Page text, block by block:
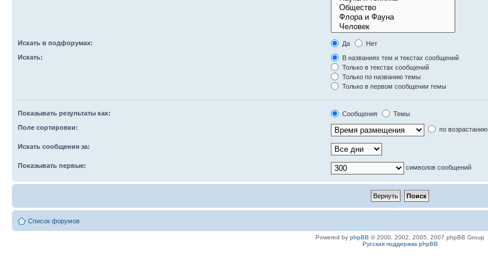
Искать в подфорумах: Да
Нет
Искать:
В названиях тем и текстах сообщений
Только в текстах сообщений
Только по названию темы
Только в первом сообщении темы
Показывать результаты как: Сообщения
Темы
Поле сортировки:
по возрастанию
Искать сообщения за:
Показывать первые: символов сообщений
Список форумов
Powered by phpBB © 2000, 2002, 2005, 2007 phpBB Group
Русская поддержка phpBB